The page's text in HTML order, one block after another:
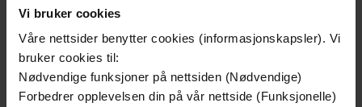
Vi bruker cookies
Våre nettsider benytter cookies (informasjonskapsler). Vi
bruker cookies til:
Nødvendige funksjoner på nettsiden (Nødvendige)
Forbedrer opplevelsen din på vår nettside (Funksjonelle)